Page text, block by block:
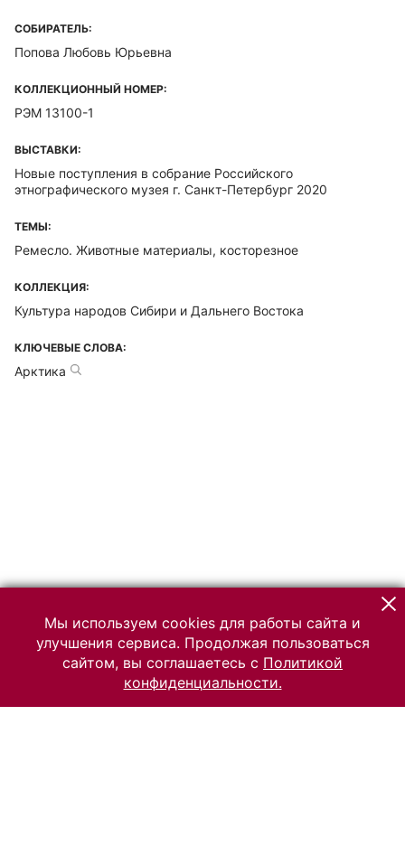
СОБИРАТЕЛЬ:
Попова Любовь Юрьевна
КОЛЛЕКЦИОННЫЙ НОМЕР:
РЭМ 13100-1
ВЫСТАВКИ:
Новые поступления в собрание Российского
этнографического музея г. Санкт-Петербург 2020
ТЕМЫ:
Ремесло. Животные материалы, косторезное
КОЛЛЕКЦИЯ:
Культура народов Сибири и Дальнего Востока
КЛЮЧЕВЫЕ СЛОВА:
Арктика
Мы используем cookies для работы сайта и
улучшения сервиса. Продолжая пользоваться
сайтом, вы соглашаетесь с Политикой
конфиденциальности.